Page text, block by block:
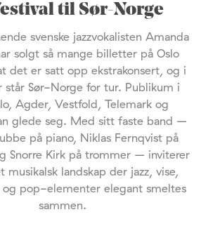
til Sør-Norge
svenske jazzvokalisten Amanda
solgt så mange billetter på Oslo
det er satt opp ekstrakonsert, og i
står Sør-Norge for tur. Publikum i
Agder, Vestfold, Telemark og
glede seg. Med sitt faste band –
på piano, Niklas Fernqvist på
Snorre Kirk på trommer – inviterer
musikalsk landskap der jazz, vise,
og pop-elementer elegant smeltes
sammen.